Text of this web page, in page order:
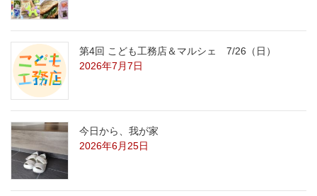
第4回 こども工務店＆マルシェ 7/26（日）
2026年7月7日
今日から、我が家
2026年6月25日